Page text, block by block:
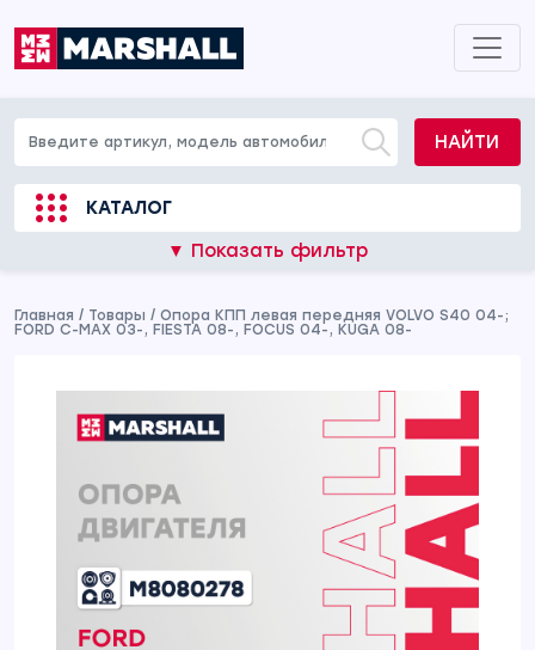
НАЙТИ
КАТАЛОГ
▼ Показать фильтр
Главная / Товары / Опора КПП левая передняя VOLVO S40 04-;
FORD C-MAX 03-, FIESTA 08-, FOCUS 04-, KUGA 08-